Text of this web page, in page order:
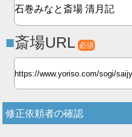
斎場URL 必須
修正依頼者の確認